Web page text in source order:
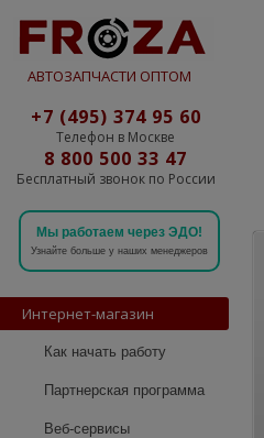
АВТОЗАПЧАСТИ ОПТОМ
+7 (495) 374 95 60
Телефон в Москве
8 800 500 33 47
Бесплатный звонок по России
Мы работаем через ЭДО!
Узнайте больше у наших менеджеров
Интернет-магазин
Как начать работу
Партнерская программа
Веб-сервисы